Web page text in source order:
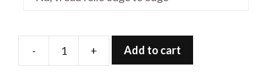
-
Folie
+ Add to cart